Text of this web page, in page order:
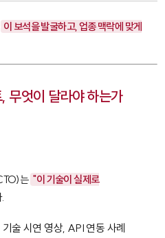
이 보석을 발굴하고, 업종 맥락에 맞게
무엇이 달라야 하는가
는 "이 기술이 실제로
술 시연 영상, API 연동 사례